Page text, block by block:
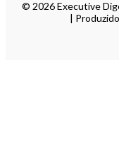
© 2026 Executive
|